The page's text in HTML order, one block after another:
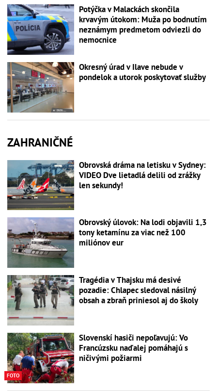
Potýčka v Malackách skončila
krvavým útokom: Muža po bodnutím
neznámym predmetom odviezli do
nemocnice
Okresný úrad v Ilave nebude v
pondelok a utorok poskytovať služby
ZAHRANIČNÉ
Obrovská dráma na letisku v Sydney:
VIDEO Dve lietadlá delili od zrážky
len sekundy!
Obrovský úlovok: Na lodi objavili 1,3
tony ketamínu za viac než 100
miliónov eur
Tragédia v Thajsku má desivé
pozadie: Chlapec sledoval násilný
obsah a zbraň priniesol aj do školy
FOTO
Slovenskí hasiči nepoľavujú: Vo
Francúzsku naďalej pomáhajú s
ničivými požiarmi